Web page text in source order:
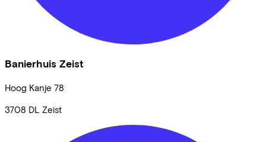
Banierhuis Zeist
Hoog Kanje 78
3708 DL Zeist